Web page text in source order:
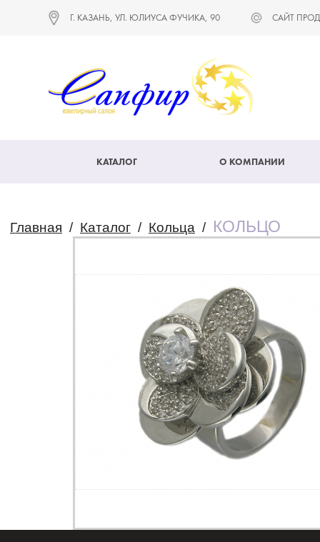
Г. КАЗАНЬ, УЛ. ЮЛИУСА ФУЧИКА, 90 САЙТ
КАТАЛОГ О КОМПАНИИ
Главная / Каталог / Кольца / КОЛЬЦО